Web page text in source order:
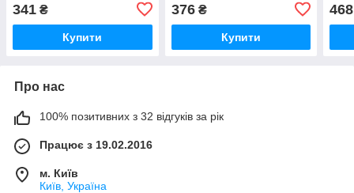
341 ₴
Купити
376₴
Купити
468
Про нас
100% позитивних з 32 відгуків за рік
Працює з 19.02.2016
м. Київ
Київ, Україна